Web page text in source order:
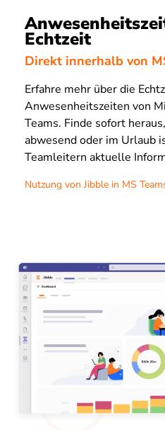
Echtzeit
Direkt innerhalb von
Erfahre mehr über die
Anwesenheitszeiten von
Teams. Finde sofort
abwesend oder im Urlaub
Teamleitern aktuelle
Nutzung von Jibble in MS